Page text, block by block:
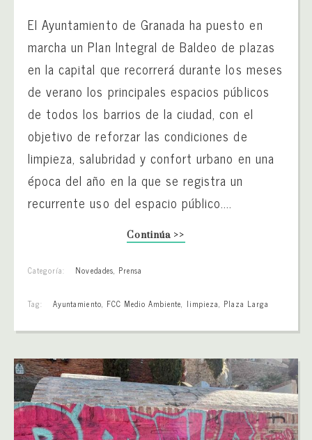
El Ayuntamiento de Granada ha puesto en
marcha un Plan Integral de Baldeo de plazas
en la capital que recorrerá durante los meses
de verano los principales espacios públicos
de todos los barrios de la ciudad, con el
objetivo de reforzar las condiciones de
limpieza, salubridad y confort urbano en una
época del año en la que se registra un
recurrente uso del espacio público....
Continúa >>
Categoría: Novedades, Prensa
Tag: Ayuntamiento, FCC Medio Ambiente, limpieza, Plaza Larga